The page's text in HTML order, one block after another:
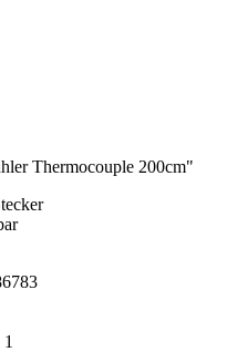
Thermocouple 200cm"